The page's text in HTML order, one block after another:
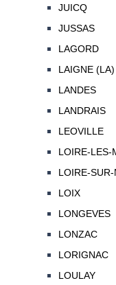
JUICQ
JUSSAS
LAGORD
LAIGNE (LA)
LANDES
LANDRAIS
LEOVILLE
LOIRE-LES-
LOIRE-SUR-
LOIX
LONGEVES
LONZAC
LORIGNAC
LOULAY